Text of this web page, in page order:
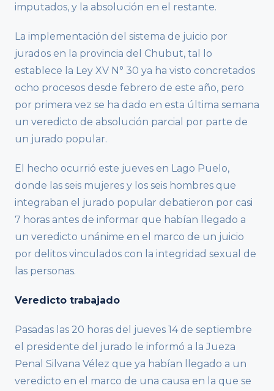
imputados, y la absolución en el restante.
La implementación del sistema de juicio por
jurados en la provincia del Chubut, tal lo
establece la Ley XV N° 30 ya ha visto concretados
ocho procesos desde febrero de este año, pero
por primera vez se ha dado en esta última semana
un veredicto de absolución parcial por parte de
un jurado popular.
El hecho ocurrió este jueves en Lago Puelo,
donde las seis mujeres y los seis hombres que
integraban el jurado popular debatieron por casi
7 horas antes de informar que habían llegado a
un veredicto unánime en el marco de un juicio
por delitos vinculados con la integridad sexual de
las personas.
Veredicto trabajado
Pasadas las 20 horas del jueves 14 de septiembre
el presidente del jurado le informó a la Jueza
Penal Silvana Vélez que ya habían llegado a un
veredicto en el marco de una causa en la que se